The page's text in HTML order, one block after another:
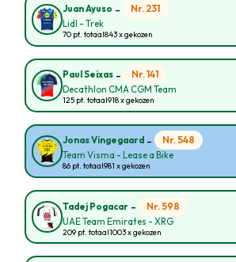
Juan Ayuso - Nr. 231
Lidl - Trek
70 pt. totaal843 x gekozen
Paul Seixas - Nr. 141
Decathlon CMA CGM Team
125 pt. totaal918 x gekozen
Jonas Vingegaard - Nr. 548
Team Visma - Lease a Bike
86 pt. totaal981 x gekozen
Tadej Pogacar - Nr. 598
UAE Team Emirates - XRG
209 pt. totaal1003 x gekozen